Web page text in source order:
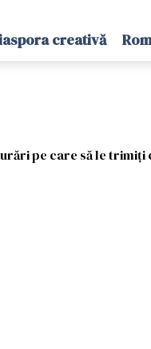
creativă
urări pe care să le